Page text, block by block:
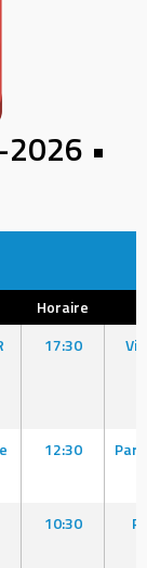
•
Horaire
17:30
12:30
10:30